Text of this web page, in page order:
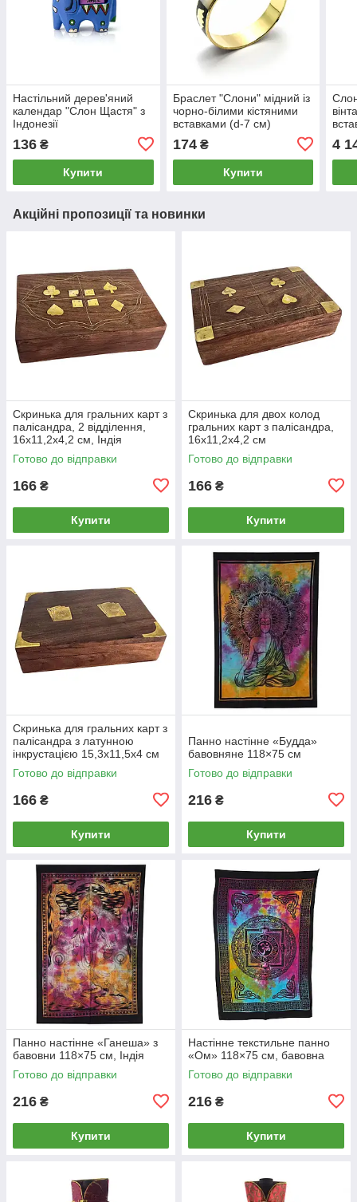
Настільний дерев'яний
календар "Слон Щастя" з
Індонезії
136 ₴
Купити
Браслет "Слони" мідний із
чорно-білими кістяними
вставками (d-7 см)
174₴
Купити
4
Акційні пропозиції та новинки
Скринька для гральних карт з
палісандра, 2 відділення,
16х11,2х4,2 см, Індія
Готово до відправки
166 ₴
Купити
Скринька для двох колод
гральних карт з палісандра,
16х11,2х4,2 см
Готово до відправки
166 ₴
Купити
Скринька для гральних карт з
палісандра з латунною
інкрустацією 15,3х11,5х4 см
Готово до відправки
166 ₴
Купити
Панно настінне «Будда»
бавовняне 118×75 см
Готово до відправки
216 ₴
Купити
Панно настінне «Ганеша» з
бавовни 118×75 см, Індія
Готово до відправки
216 ₴
Купити
Настінне текстильне панно
«Ом» 118×75 см, бавовна
Готово до відправки
216 ₴
Купити